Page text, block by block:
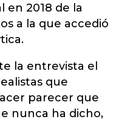
en 2018 de la
a la que accedió
la entrevista el
que
parecer que
nunca ha dicho,